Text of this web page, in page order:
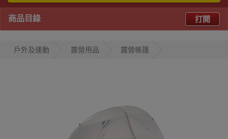
商品目錄 打開
戶外及運動 露營用品 露營帳篷